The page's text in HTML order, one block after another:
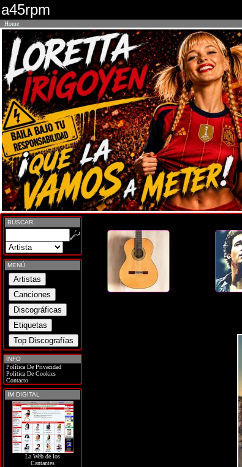
a45rpm
Home
BUSCAR
MENÚ
INFO
Política De Privacidad
Política De Cookies
Contacto
IM DIGITAL
La Web de los
Cantantes